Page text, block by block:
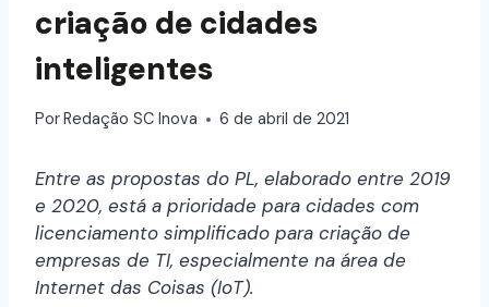
criação de cidades
inteligentes
PorRedação SC Inova 6 de abril de 2021
Entre as propostas do PL, elaborado entre 2019
e 2020, está a prioridade para cidades com
licenciamento simplificado para criação de
empresas de TI, especialmente na área de
Internet das Coisas (IoT).